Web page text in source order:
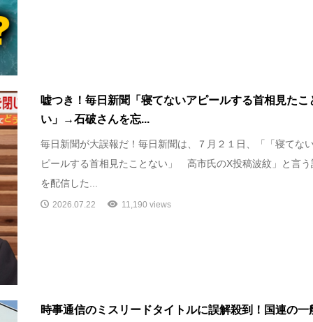
嘘つき！毎日新聞「寝てないアピールする首相見たこ
い」→石破さんを忘...
毎日新聞が大誤報だ！毎日新聞は、７月２１日、「「寝てな
ピールする首相見たことない」 高市氏のX投稿波紋」と言う
を配信した...
2026.07.22 11,190 views
時事通信のミスリードタイトルに誤解殺到！国連の一